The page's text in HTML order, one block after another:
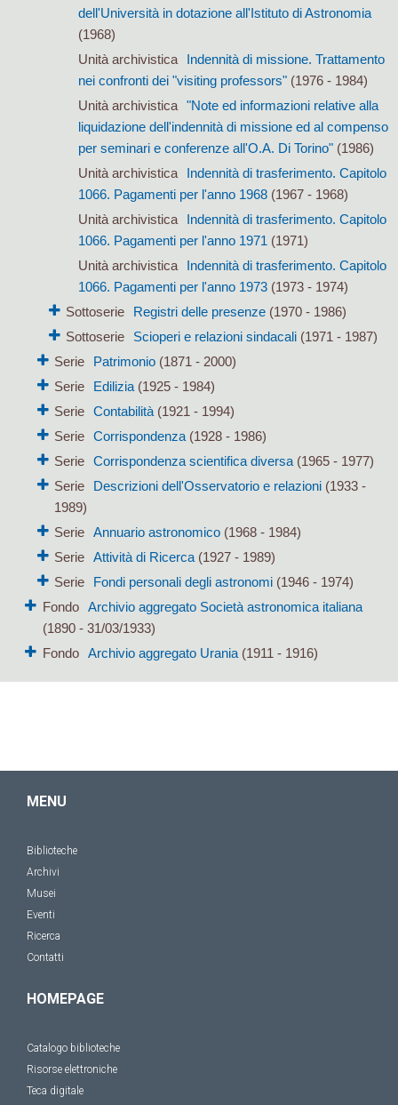
dell'Università in dotazione all'Istituto di Astronomia
(1968)
Unità archivistica
Indennità di missione. Trattamento
nei confronti dei "visiting professors"(1976 - 1984)
Unità archivistica
"Note ed informazioni relative alla
liquidazione dell'indennità di missione ed al compenso
per seminari e conferenze all'O.A. Di Torino"(1986)
Unità archivistica
Indennità di trasferimento. Capitolo
1066. Pagamenti per l'anno 1968(1967 - 1968)
Unità archivistica
Indennità di trasferimento. Capitolo
1066. Pagamenti per l'anno 1971 (1971)
Unità archivistica
Indennità di trasferimento. Capitolo
1066. Pagamenti per l'anno 1973(1973 - 1974)
Sottoserie
Registri delle presenze (1970 - 1986)
Sottoserie
Scioperi e relazioni sindacali (1971 - 1987)
Serie
Patrimonio(1871 - 2000)
Serie
Edilizia(1925 - 1984)
Serie Contabilità(1921 - 1994)
Serie Corrispondenza(1928 - 1986)
Serie Corrispondenza scientifica diversa(1965 - 1977)
Serie
Descrizioni dell'Osservatorio e relazioni(1933 -
1989)
Serie Annuario astronomico(1968 - 1984)
Serie Attività di Ricerca(1927 - 1989)
Serie
Fondi personali degli astronomi(1946 - 1974)
Fondo
Archivio aggregato Società astronomica italiana
(1890 - 31/03/1933)
Fondo
Archivio aggregato Urania(1911 - 1916)
MENU
Biblioteche
Archivi
Musei
Eventi
Ricerca
Contatti
HOMEPAGE
Catalogo biblioteche
Risorse elettroniche
Teca digitale